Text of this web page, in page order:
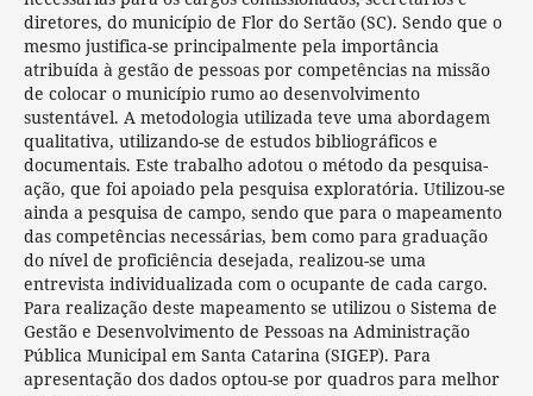
diretores, do município de Flor do Sertão (SC). Sendo que o
mesmo justifica-se principalmente pela importância
atribuída à gestão de pessoas por competências na missão
de colocar o município rumo ao desenvolvimento
sustentável. A metodologia utilizada teve uma abordagem
qualitativa, utilizando-se de estudos bibliográficos e
documentais. Este trabalho adotou o método da pesquisa-
ação, que foi apoiado pela pesquisa exploratória. Utilizou-se
ainda a pesquisa de campo, sendo que para o mapeamento
das competências necessárias, bem como para graduação
do nível de proficiência desejada, realizou-se uma
entrevista individualizada com o ocupante de cada cargo.
Para realização deste mapeamento se utilizou o Sistema de
Gestão e Desenvolvimento de Pessoas na Administração
Pública Municipal em Santa Catarina (SIGEP). Para
apresentação dos dados optou-se por quadros para melhor